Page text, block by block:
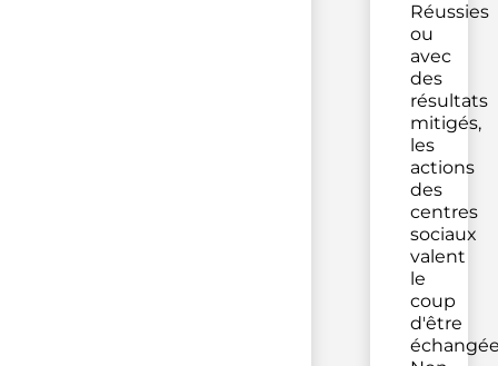
Réussies
ou
avec
des
résultats
mitigés,
les
actions
des
centres
sociaux
valent
le
coup
d'être